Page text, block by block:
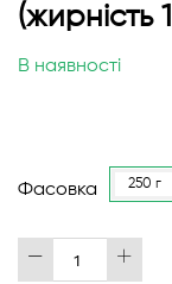
початку
зображень
(жирність
В наявності
Фасовка 250 г